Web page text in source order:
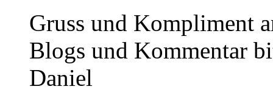
Gruss und Kompliment
Blogs und Kommentar
Daniel